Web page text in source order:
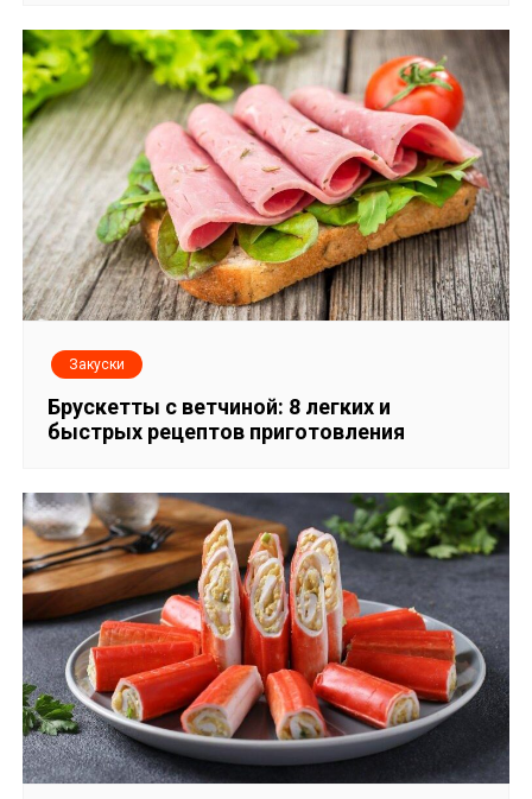
з
а
п
и
с
я
м
Закуски
Брускетты с ветчиной: 8 легких и
быстрых рецептов приготовления